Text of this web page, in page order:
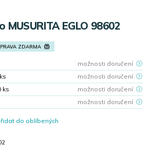
MUSURITA EGLO 98602
ZDARMA
možnosti doručení
ks
možnosti doručení
ks
možnosti doručení
možnosti doručení
do oblíbených